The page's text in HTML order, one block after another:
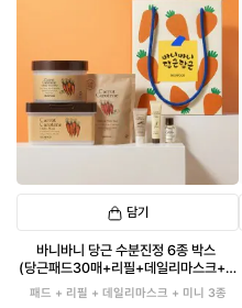
담기
바니바니 당근 수분진정 6종 박스
(당근패드30매+리필+데일리마스크+미
니3종)
패드 + 리필 + 데일리마스크 + 미니 3종